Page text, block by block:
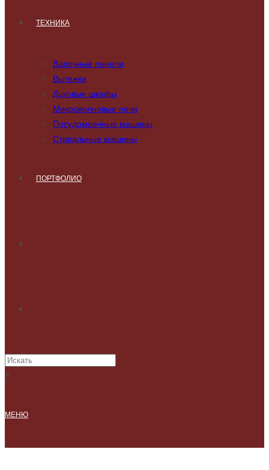
ТЕХНИКА
Варочные панели
Вытяжки
Духовые шкафы
Микроволновые печи
Посудомоечные машины
Стиральные машины
ПОРТФОЛИО
×
МЕНЮ